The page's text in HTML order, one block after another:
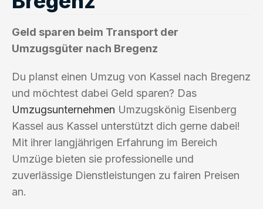
Geld sparen beim Transport der
Umzugsgüter nach Bregenz
Du planst einen Umzug von Kassel nach Bregenz
und möchtest dabei Geld sparen? Das
Umzugsunternehmen Umzugskönig Eisenberg
Kassel aus Kassel unterstützt dich gerne dabei!
Mit ihrer langjährigen Erfahrung im Bereich
Umzüge bieten sie professionelle und
zuverlässige Dienstleistungen zu fairen Preisen
an.